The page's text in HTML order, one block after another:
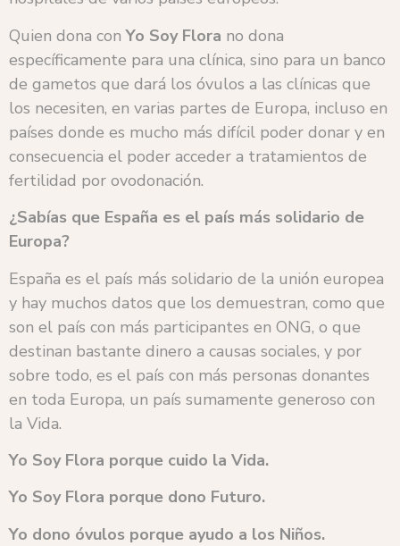
Quien dona conYo Soy Flora no dona
específicamente para una clínica, sino para un banco
de gametos que dará los óvulos a las clínicas que
los necesiten, en varias partes de Europa, incluso en
países donde es mucho más difícil poder donar y en
consecuencia el poder acceder a tratamientos de
fertilidad por ovodonación.
¿Sabías que España es el país más solidario de
Europa?
España es el país más solidario de la unión europea
y hay muchos datos que los demuestran, como que
son el país con más participantes en ONG, o que
destinan bastante dinero a causas sociales, y por
sobre todo, es el país con más personas donantes
en toda Europa, un país sumamente generoso con
la Vida.
Yo Soy Flora porque cuido la Vida.
Yo Soy Flora porque dono Futuro.
Yo dono óvulos porque ayudo a los Niños.